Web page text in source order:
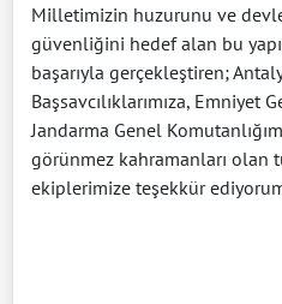
Milletimizin huzurunu ve
güvenliğini hedef alan bu
başarıyla gerçekleştiren;
Başsavcılıklarımıza, Emniyet
Jandarma Genel
görünmez kahramanları olan
ekiplerimize teşekkür